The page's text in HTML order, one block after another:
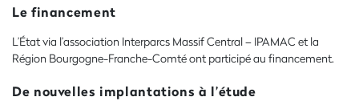
Le financement
L’État via l’association Interparcs Massif Central – IPAMAC et la
Région Bourgogne-Franche-Comté ont participé au financement.
De nouvelles implantations à l’étude